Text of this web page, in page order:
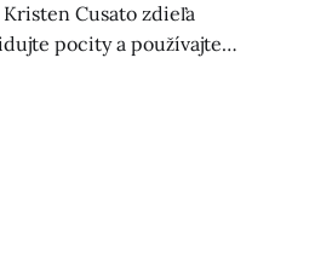
Cusato zdieľa
pocity a používajte
sa – kľúčom je